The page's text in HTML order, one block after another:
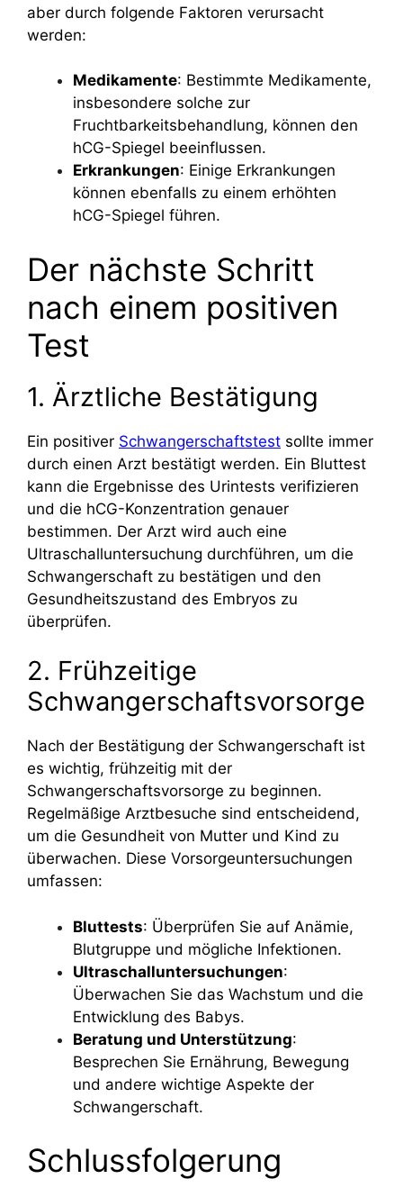
aber durch folgende Faktoren verursacht
werden:
Medikamente: Bestimmte Medikamente,
insbesondere solche zur
Fruchtbarkeitsbehandlung, können den
hCG-Spiegel beeinflussen.
Erkrankungen: Einige Erkrankungen
können ebenfalls zu einem erhöhten
hCG-Spiegel führen.
Der nächste Schritt
nach einem positiven
Test
1. Ärztliche Bestätigung
Ein positiver Schwangerschaftstest sollte immer
durch einen Arzt bestätigt werden. Ein Bluttest
kann die Ergebnisse des Urintests verifizieren
und die hCG-Konzentration genauer
bestimmen. Der Arzt wird auch eine
Ultraschalluntersuchung durchführen, um die
Schwangerschaft zu bestätigen und den
Gesundheitszustand des Embryos zu
überprüfen.
2. Frühzeitige
Schwangerschaftsvorsorge
Nach der Bestätigung der Schwangerschaft ist
es wichtig, frühzeitig mit der
Schwangerschaftsvorsorge zu beginnen.
Regelmäßige Arztbesuche sind entscheidend,
um die Gesundheit von Mutter und Kind zu
überwachen. Diese Vorsorgeuntersuchungen
umfassen:
Bluttests: Überprüfen Sie auf Anämie,
Blutgruppe und mögliche Infektionen.
Ultraschalluntersuchungen:
Überwachen Sie das Wachstum und die
Entwicklung des Babys.
Beratung und Unterstützung:
Besprechen Sie Ernährung, Bewegung
und andere wichtige Aspekte der
Schwangerschaft.
Schlussfolgerung